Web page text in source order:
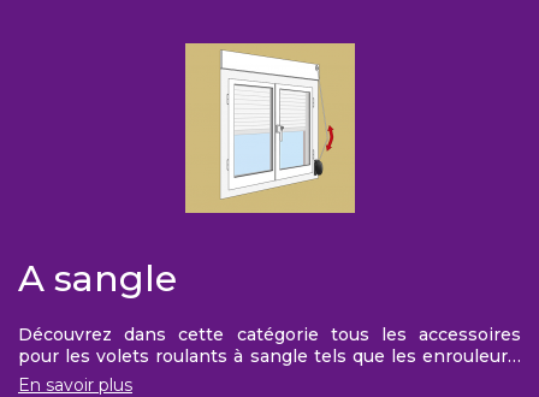
A sangle
Découvrez dans cette catégorie tous les accessoires
pour les volets roulants à sangle tels que les enrouleurs,
les sangles et les guides-sangles.
En savoir plus